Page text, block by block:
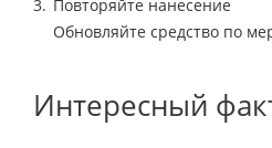
Повторяйте нанесение
Обновляйте средство по
Интересный